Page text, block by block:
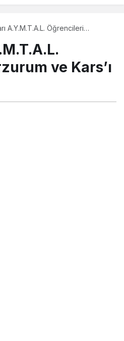
A.Y.M.T.A.L. Öğrencileri
ve Kars’ı